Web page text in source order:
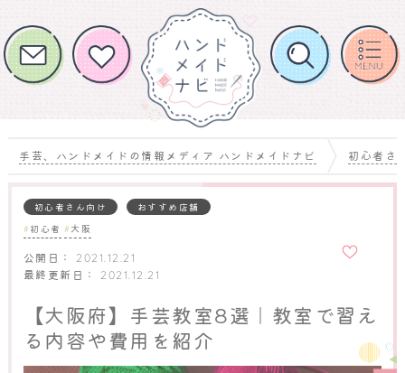
手芸、ハンドメイドの情報メディア ハンドメイドナビ 初心者さ
初心者さん向け おすすめ店舗
初心者 大阪
公開日： 2021.12.21
最終更新日： 2021.12.21
入りに
【大阪府】手芸教室8選｜教室で習え
る内容や費用を紹介